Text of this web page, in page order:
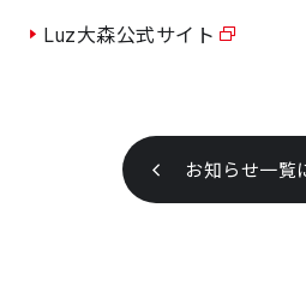
Luz大森公式サイト
お知らせ一覧